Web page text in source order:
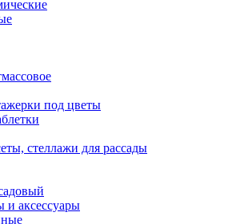
под цветы
стеллажи для рассады
и аксессуары